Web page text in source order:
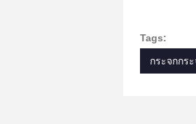
Tags:
กระจกกร